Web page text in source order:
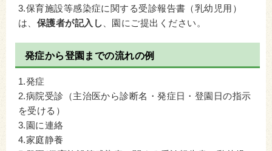
3.保育施設等感染症に関する受診報告書（乳幼児用）
は、 保護者が記入し、園にご提出ください。
発症から登園までの流れの例
1.発症
2.病院受診（主治医から診断名・発症日・登園日の指示
を受ける）
3.園に連絡
4.家庭静養